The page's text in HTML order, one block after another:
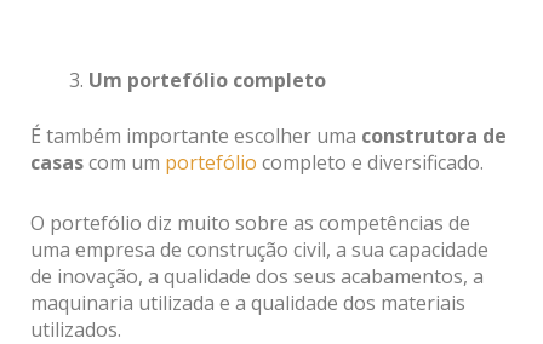
Um portefólio completo
É também importante escolher uma construtora de
casascom um portefólio completo e diversificado.
O portefólio diz muito sobre as competências de
uma empresa de construção civil, a sua capacidade
de inovação, a qualidade dos seus acabamentos, a
maquinaria utilizada e a qualidade dos materiais
utilizados.